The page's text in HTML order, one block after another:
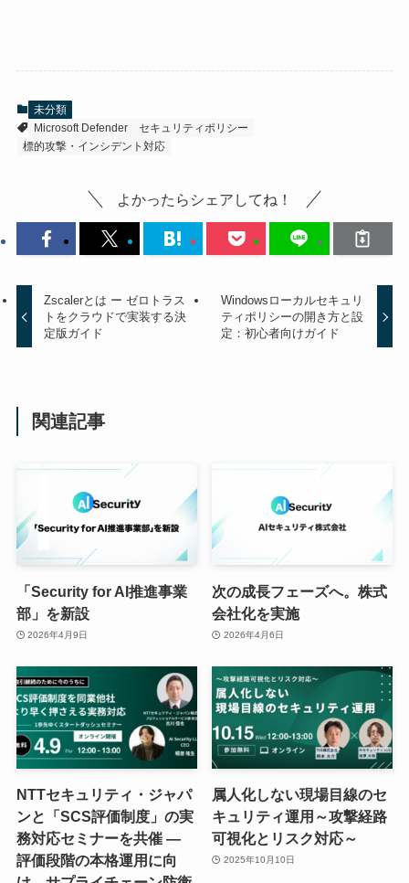
未分類
Microsoft Defender
セキュリティポリシー
標的攻撃・インシデント対応
よかったらシェアしてね！
Zscalerとは ー ゼロトラス
トをクラウドで実装する決
定版ガイド
Windowsローカルセキュリ
ティポリシーの開き方と設
定：初心者向けガイド
関連記事
「Security for AI推進事業
部」を新設
2026年4月9日
次の成長フェーズへ。株式
会社化を実施
2026年4月6日
NTTセキュリティ・ジャパ
ンと「SCS評価制度」の実
務対応セミナーを共催 ―
評価段階の本格運用に向
属人化しない現場目線のセ
キュリティ運用～攻撃経路
可視化とリスク対応～
2025年10月10日